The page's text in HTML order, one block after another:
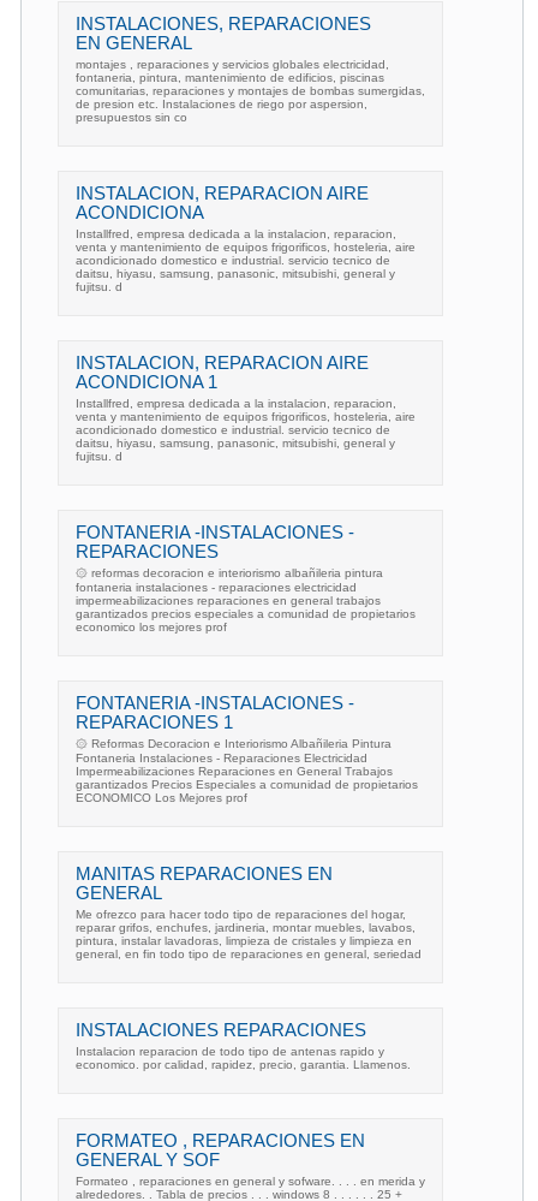
INSTALACIONES, REPARACIONES
EN GENERAL
montajes , reparaciones y servicios globales electricidad,
fontaneria, pintura, mantenimiento de edificios, piscinas
comunitarias, reparaciones y montajes de bombas sumergidas,
de presion etc. Instalaciones de riego por aspersion,
presupuestos sin co
INSTALACION, REPARACION AIRE
ACONDICIONA
Installfred, empresa dedicada a la instalacion, reparacion,
venta y mantenimiento de equipos frigorificos, hosteleria, aire
acondicionado domestico e industrial. servicio tecnico de
daitsu, hiyasu, samsung, panasonic, mitsubishi, general y
fujitsu. d
INSTALACION, REPARACION AIRE
ACONDICIONA 1
Installfred, empresa dedicada a la instalacion, reparacion,
venta y mantenimiento de equipos frigorificos, hosteleria, aire
acondicionado domestico e industrial. servicio tecnico de
daitsu, hiyasu, samsung, panasonic, mitsubishi, general y
fujitsu. d
FONTANERIA -INSTALACIONES -
REPARACIONES
۞ reformas decoracion e interiorismo albañileria pintura
fontaneria instalaciones - reparaciones electricidad
impermeabilizaciones reparaciones en general trabajos
garantizados precios especiales a comunidad de propietarios
economico los mejores prof
FONTANERIA -INSTALACIONES -
REPARACIONES 1
۞ Reformas Decoracion e Interiorismo Albañileria Pintura
Fontaneria Instalaciones - Reparaciones Electricidad
Impermeabilizaciones Reparaciones en General Trabajos
garantizados Precios Especiales a comunidad de propietarios
ECONOMICO Los Mejores prof
MANITAS REPARACIONES EN
GENERAL
Me ofrezco para hacer todo tipo de reparaciones del hogar,
reparar grifos, enchufes, jardineria, montar muebles, lavabos,
pintura, instalar lavadoras, limpieza de cristales y limpieza en
general, en fin todo tipo de reparaciones en general, seriedad
INSTALACIONES REPARACIONES
Instalacion reparacion de todo tipo de antenas rapido y
economico. por calidad, rapidez, precio, garantia. Llamenos.
FORMATEO , REPARACIONES EN
GENERAL Y SOF
Formateo , reparaciones en general y sofware. . . . en merida y
alrededores. . Tabla de precios . . . windows 8 . . . . . . 25 +